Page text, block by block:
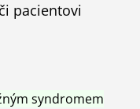
pacientovi
syndromem